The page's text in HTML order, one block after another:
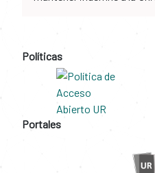
Portales